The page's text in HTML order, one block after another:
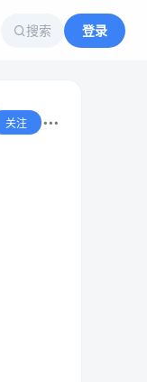
搜索 登录
关注